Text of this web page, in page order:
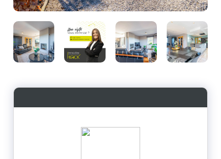
Photo
de
l'album
de
l'album
Photo
de
l'album
Photo
de
l'album